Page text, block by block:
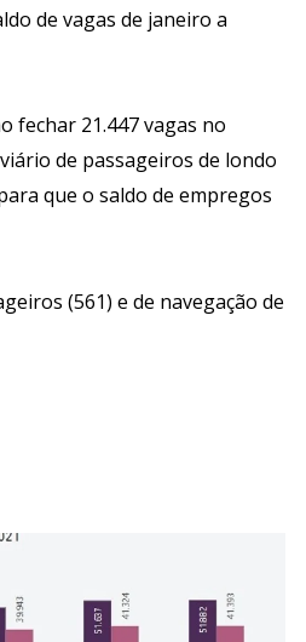
de vagas de janeiro a
fechar 21.447 vagas no
de passageiros de londo
que o saldo de empregos
(561) e de navegação de